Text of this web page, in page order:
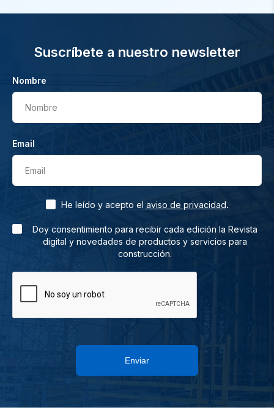
Suscríbete a nuestro newsletter
Nombre
Nombre
Email
Email
He leído y acepto el aviso de privacidad.
Doy consentimiento para recibir cada edición la Revista
digital y novedades de productos y servicios para
construcción.
Enviar